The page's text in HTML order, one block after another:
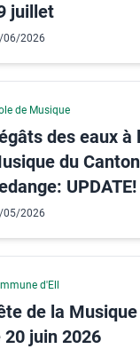
juillet
06/2026
de Musique
des eaux à
du
UPDATE!
05/2026
d'Ell
de la Musique
20 juin 2026